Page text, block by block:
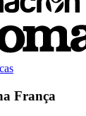
França